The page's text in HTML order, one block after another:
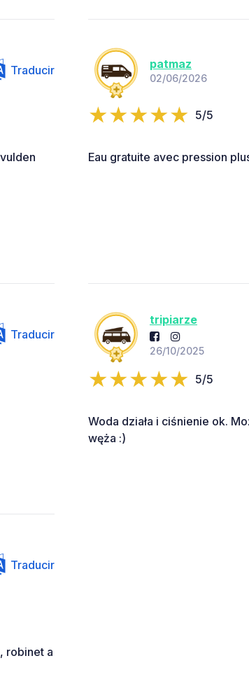
Traducir patmaz
02/06/2026
5/5
Eau gratuite avec pression
Traducir
tripiarze
26/10/2025
5/5
Woda działa i ciśnienie ok.
węża :)
Traducir
robinet a